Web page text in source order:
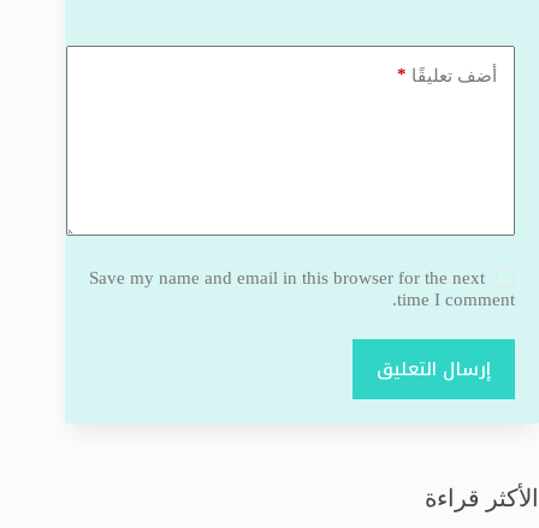
أضف تعليقًا *
Save my name and email in this browser for the next
time I comment.
إرسال التعليق
الأكثر قراءة